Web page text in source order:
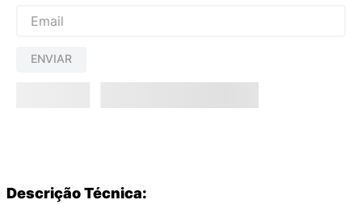
ENVIAR
Descrição Técnica: